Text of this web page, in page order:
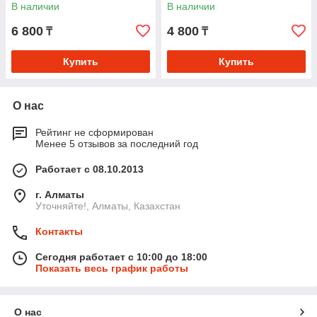
нервной систем
В наличии
6 800 ₸
Купить
В наличии
4 800 ₸
Купить
О нас
Рейтинг не сформирован
Менее 5 отзывов за последний год
Работает с 08.10.2013
г. Алматы
Уточняйте!, Алматы, Казахстан
Контакты
Сегодня работает с 10:00 до 18:00
Показать весь график работы
О нас